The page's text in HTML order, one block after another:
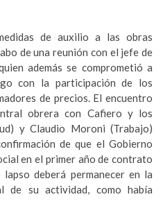
de auxilio a las obras
de una reunión con el jefe de
además se comprometió a
con la participación de los
de precios. El encuentro
obrera con Cafiero y los
y Claudio Moroni (Trabajo)
de que el Gobierno
en el primer año de contrato
deberá permanecer en la
de su actividad, como había